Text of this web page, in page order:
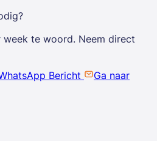
te woord. Neem direct
Bericht
Ga naar